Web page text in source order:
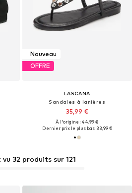
Nouveau
OFFRE
LASCANA
Sandales à lanières
35,99 €
À l'origine : 44,99 €
Dernier prix le plus bas :33,99 €
vu 32 produits sur 121